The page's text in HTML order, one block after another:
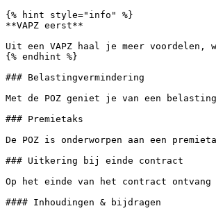
{% hint style="info" %}
**VAPZ eerst**
Uit een VAPZ haal je meer voordelen,
{% endhint %}
### Belastingvermindering
Met de POZ geniet je van een
### Premietaks
De POZ is onderworpen aan een
### Uitkering bij einde contract
Op het einde van het contract
#### Inhoudingen & bijdragen